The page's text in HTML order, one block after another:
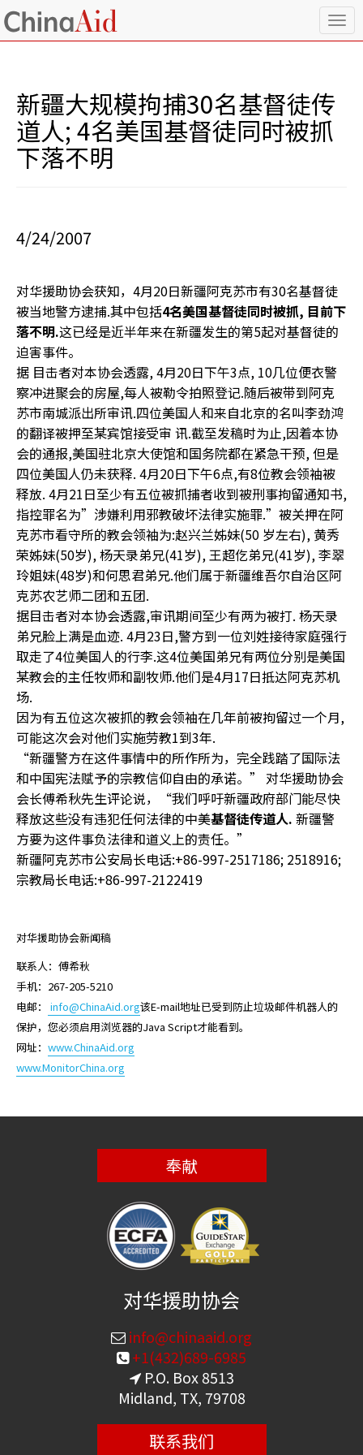
T
o
新疆大规模拘捕30名基督徒传
道人; 4名美国基督徒同时被抓
下落不明
4/24/2007
对华援助协会获知，4月20日新疆阿克苏市有30名基督徒
被当地警方逮捕.其中包括4名美国基督徒同时被抓, 目前下
落不明.这已经是近半年来在新疆发生的第5起对基督徒的
迫害事件。
据 目击者对本协会透露, 4月20日下午3点, 10几位便衣警
察冲进聚会的房屋,每人被勒令拍照登记.随后被带到阿克
苏市南城派出所审讯.四位美国人和来自北京的名叫李劲鸿
的翻译被押至某宾馆接受审 讯.截至发稿时为止,因着本协
会的通报,美国驻北京大使馆和国务院都在紧急干预, 但是
四位美国人仍未获释. 4月20日下午6点,有8位教会领袖被
释放. 4月21日至少有五位被抓捕者收到被刑事拘留通知书,
指控罪名为”涉嫌利用邪教破坏法律实施罪.”被关押在阿
克苏市看守所的教会领袖为:赵兴兰姊妹(50 岁左右), 黄秀
荣姊妹(50岁), 杨天录弟兄(41岁), 王超仡弟兄(41岁), 李翠
玲姐妹(48岁)和何思君弟兄.他们属于新疆维吾尔自治区阿
克苏农艺师二团和五团.
据目击者对本协会透露,审讯期间至少有两为被打. 杨天录
弟兄脸上满是血迹. 4月23日,警方到一位刘姓接待家庭强行
取走了4位美国人的行李.这4位美国弟兄有两位分别是美国
某教会的主任牧师和副牧师.他们是4月17日抵达阿克苏机
场.
因为有五位这次被抓的教会领袖在几年前被拘留过一个月,
可能这次会对他们实施劳教1到3年.
“新疆警方在这件事情中的所作所为，完全践踏了国际法
和中国宪法赋予的宗教信仰自由的承诺。” 对华援助协会
会长傅希秋先生评论说，“我们呼吁新疆政府部门能尽快
释放这些没有违犯任何法律的中美基督徒传道人. 新疆警
方要为这件事负法律和道义上的责任。”
新疆阿克苏市公安局长电话:+86-997-2517186; 2518916;
宗教局长电话:+86-997-2122419
对华援助协会新闻稿
联系人：傅希秋
手机：267-205-5210
电邮：
info@ChinaAid.org该E-mail地址已受到防止垃圾邮件机器人的
保护，您必须启用浏览器的Java Script才能看到。
网址： www.ChinaAid.org
www.MonitorChina.org
奉献
对华援助协会
info@chinaaid.org
+1(432)689-6985
P.O. Box 8513
Midland, TX, 79708
联系我们